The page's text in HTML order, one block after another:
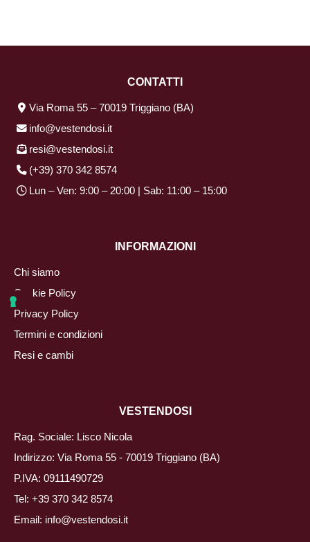
CONTATTI
Via Roma 55 – 70019 Triggiano (BA)
info@vestendosi.it
resi@vestendosi.it
(+39) 370 342 8574
Lun – Ven: 9:00 – 20:00 | Sab: 11:00 – 15:00
INFORMAZIONI
Chi siamo
Cookie Policy
Privacy Policy
Termini e condizioni
Resi e cambi
VESTENDOSI
Rag. Sociale: Lisco Nicola
Indirizzo: Via Roma 55 - 70019 Triggiano (BA)
P.IVA: 09111490729
Tel: +39 370 342 8574
Email: info@vestendosi.it